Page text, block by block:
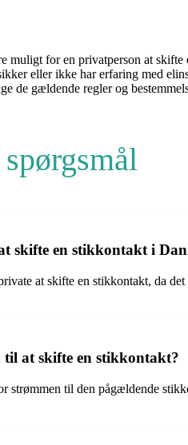
for en privatperson at skifte
eller ikke har erfaring med
de gældende regler og
skifte en stikkontakt i
at skifte en stikkontakt, da
at skifte en stikkontakt?
strømmen til den pågældende